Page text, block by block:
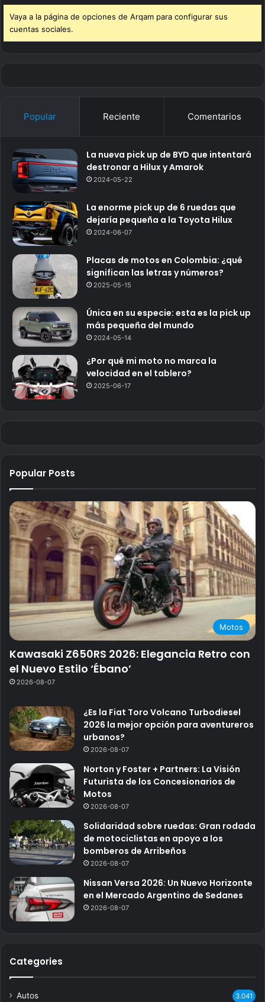
Vaya a la página de opciones de Arqam para configurar sus
cuentas sociales.
Popular Reciente Comentarios
La nueva pick up de BYD que intentará
destronar a Hilux y Amarok
2024-05-22
La enorme pick up de 6 ruedas que
dejaría pequeña a la Toyota Hilux
2024-06-07
Placas de motos en Colombia: ¿qué
significan las letras y números?
2025-05-15
Única en su especie: esta es la pick up
más pequeña del mundo
2024-05-14
¿Por qué mi moto no marca la
velocidad en el tablero?
2025-06-17
Popular Posts
Motos
Kawasaki Z650RS 2026: Elegancia Retro con
el Nuevo Estilo ‘Ébano’
2026-08-07
¿Es la Fiat Toro Volcano Turbodiesel
2026 la mejor opción para aventureros
urbanos?
2026-08-07
Norton y Foster + Partners: La Visión
Futurista de los Concesionarios de
Motos
2026-08-07
Solidaridad sobre ruedas: Gran rodada
de motociclistas en apoyo a los
bomberos de Arribeños
2026-08-07
Nissan Versa 2026: Un Nuevo Horizonte
en el Mercado Argentino de Sedanes
2026-08-07
Categories
Autos 3.041